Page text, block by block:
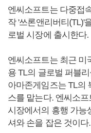
엔씨소프트는 다중접
작 '쓰론앤리버티(TL)'
로벌 시장에 출시한다.
엔씨소프트는 최근 미
용 TL의 글로벌 퍼블
아마존게임즈는 TL의
스를 맡는다. 엔씨소
시장에서의 흥행 가능
셔와 손을 잡은 것이다.